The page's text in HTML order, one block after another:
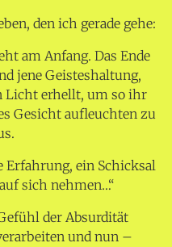
den ich gerade gehe:
am Anfang. Das Ende
jene Geisteshaltung,
Licht erhellt, um so ihr
Gesicht aufleuchten zu
Erfahrung, ein Schicksal
sich nehmen…“
der Absurdität
und nun –